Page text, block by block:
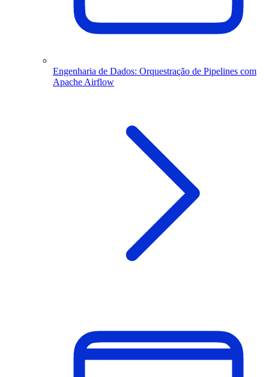
Engenharia de Dados: Orquestração de Pipelines com
Apache Airflow